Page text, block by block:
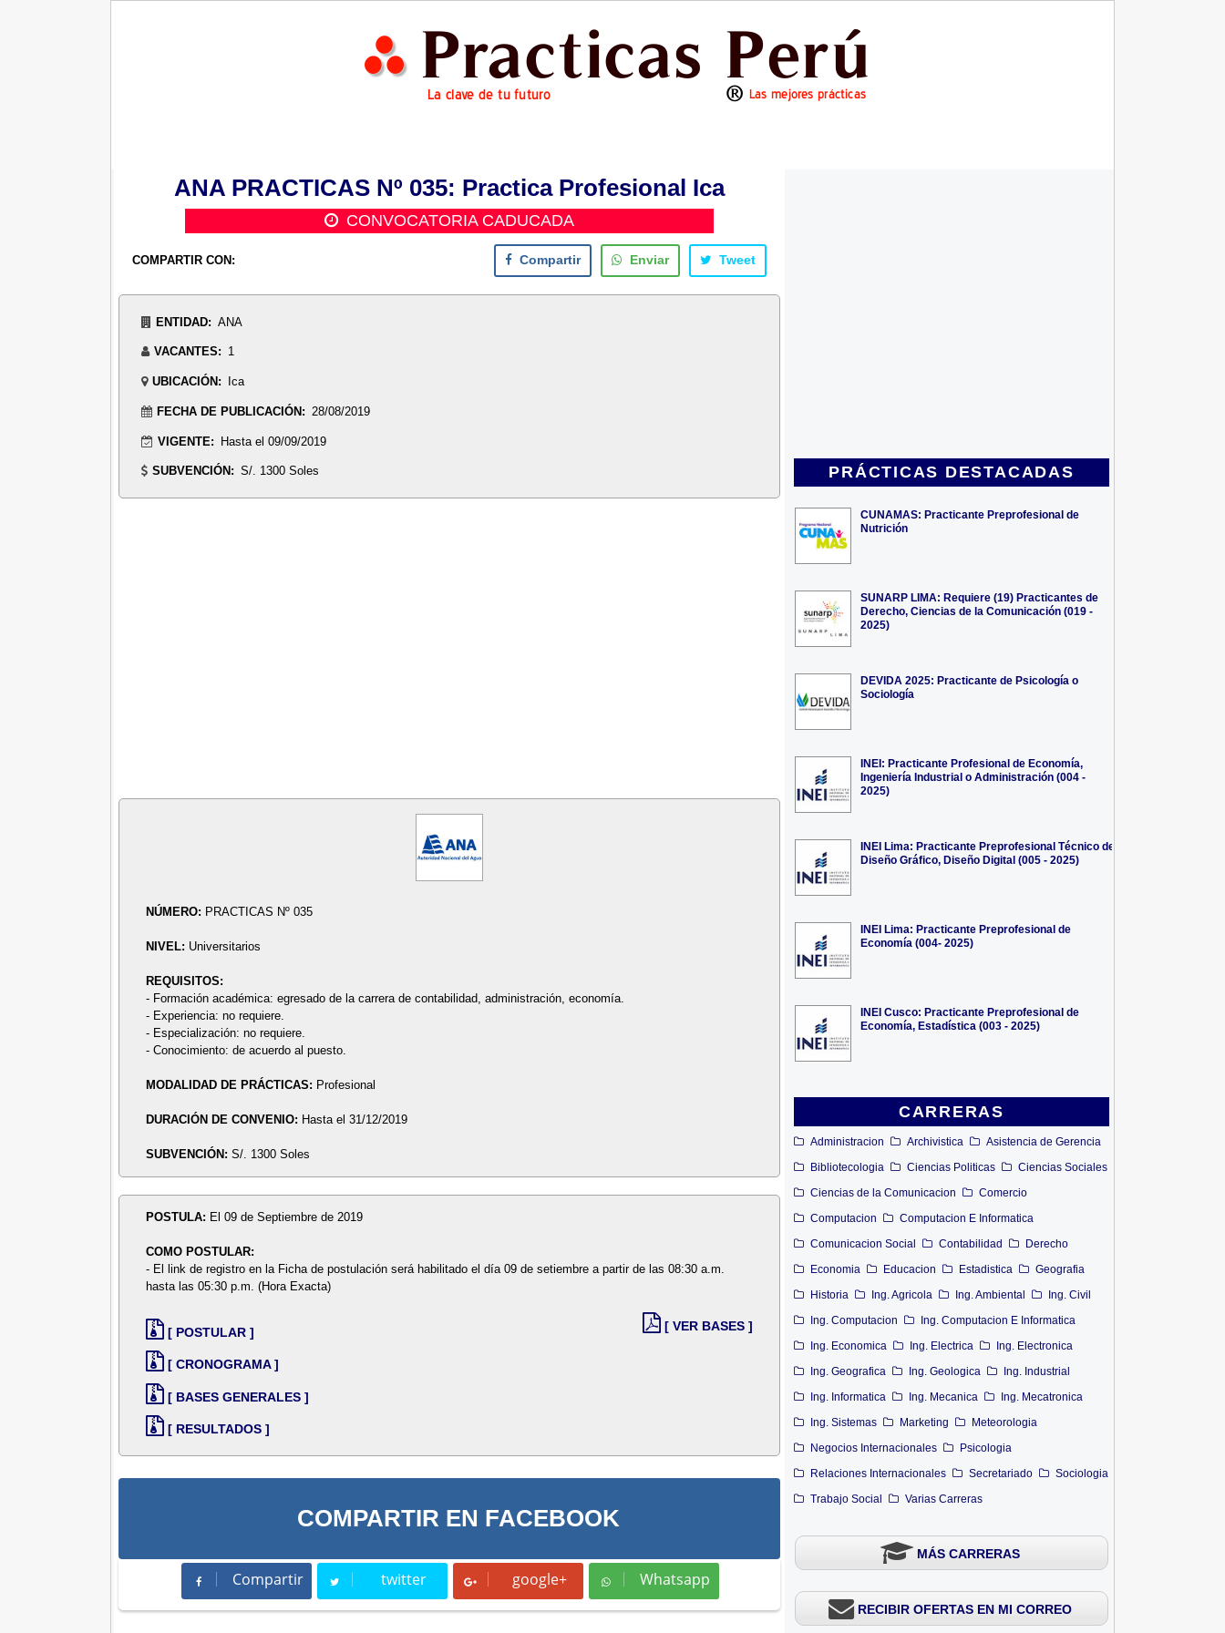
PRÁCTICAS DESTACADAS
CUNAMAS: Practicante Preprofesional de
Nutrición
SUNARP LIMA: Requiere (19) Practicantes de
Derecho, Ciencias de la Comunicación (019 -
2025)
DEVIDA 2025: Practicante de Psicología o
Sociología
INEI: Practicante Profesional de Economía,
Ingeniería Industrial o Administración (004 -
2025)
INEI Lima: Practicante Preprofesional Técnico de
Diseño Gráfico, Diseño Digital (005 - 2025)
INEI Lima: Practicante Preprofesional de
Economía (004- 2025)
INEI Cusco: Practicante Preprofesional de
Economía, Estadística (003 - 2025)
CARRERAS
Administracion Archivistica
Asistencia de Gerencia
Bibliotecologia
Ciencias Politicas
Ciencias Sociales
Ciencias de la Comunicacion
Comercio
Computacion
Computacion E Informatica
Comunicacion Social
Contabilidad
Derecho
Economia
Educacion Estadistica
Geografia
Historia
Ing. Agricola Ing. Ambiental
Ing. Civil
Ing. Computacion
Ing. Computacion E Informatica
Ing. Economica
Ing. Electrica
Ing. Electronica
Ing. Geografica
Ing. Geologica
Ing. Industrial
Ing. Informatica
Ing. Mecanica
Ing. Mecatronica
Ing. Sistemas
Marketing
Meteorologia
Negocios Internacionales
Psicologia
Relaciones Internacionales
Secretariado
Sociologia
Trabajo Social
Varias Carreras
MÁS CARRERAS
RECIBIR OFERTAS EN MI CORREO
ANA PRACTICAS Nº 035: Practica Profesional Ica
CONVOCATORIA CADUCADA
COMPARTIR CON: Compartir Enviar Tweet
ENTIDAD: ANA
VACANTES: 1
UBICACIÓN: Ica
FECHA DE PUBLICACIÓN: 28/08/2019
VIGENTE: Hasta el 09/09/2019
SUBVENCIÓN: S/. 1300 Soles
NÚMERO: PRACTICAS Nº 035
NIVEL: Universitarios
REQUISITOS:
- Formación académica: egresado de la carrera de contabilidad, administración, economía.
- Experiencia: no requiere.
- Especialización: no requiere.
- Conocimiento: de acuerdo al puesto.
MODALIDAD DE PRÁCTICAS: Profesional
DURACIÓN DE CONVENIO: Hasta el 31/12/2019
SUBVENCIÓN:S/. 1300 Soles
POSTULA: El 09 de Septiembre de 2019
COMO POSTULAR:
- El link de registro en la Ficha de postulación será habilitado el día 09 de setiembre a partir de las 08:30 a.m.
hasta las 05:30 p.m. (Hora Exacta)
[ POSTULAR ]
[ CRONOGRAMA ]
[ BASES GENERALES ]
[ RESULTADOS ]
[ VER BASES ]
COMPARTIR EN FACEBOOK
Compartir
Compartir twitter
Tweet google+ Whatsapp
Whatsapp